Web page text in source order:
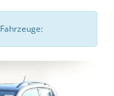
Fahrzeuge: